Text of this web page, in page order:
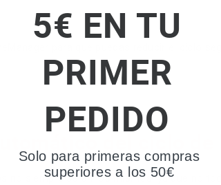
para que puedas reducir el ciclo
del ciclo de
no siempre serán los mismos, ya que no
5€ EN TU
PRIMER
PEDIDO
Solo para primeras compras
superiores a los 50€